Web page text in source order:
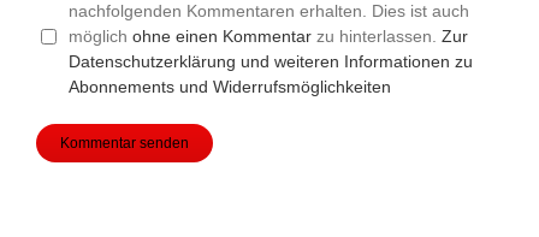
nachfolgenden Kommentaren erhalten. Dies ist auch
möglich ohne einen Kommentar zu hinterlassen. Zur
Datenschutzerklärung und weiteren Informationen zu
Abonnements und Widerrufsmöglichkeiten